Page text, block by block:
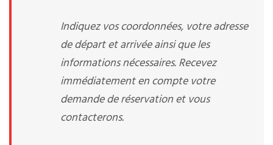
Indiquez vos coordonnées, votre adresse
de départ et arrivée ainsi que les
informations nécessaires. Recevez
immédiatement en compte votre
demande de réservation et vous
contacterons.